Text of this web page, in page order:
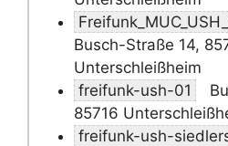
Busch-Straße 14,
Unterschleißheim
freifunk-ush-01
85716
freifunk-ush-